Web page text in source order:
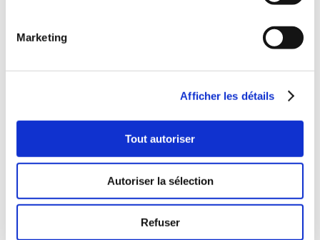
Marketing
Afficher les détails
Tout autoriser
Autoriser la sélection
Refuser
congélation, formant des amas indésirables.
peut entraîner la formation de gros cristaux de glace,
altérant la texture des pâtes lors de la décongélation.
et la déshydratation diminuent la qualité et la valeur